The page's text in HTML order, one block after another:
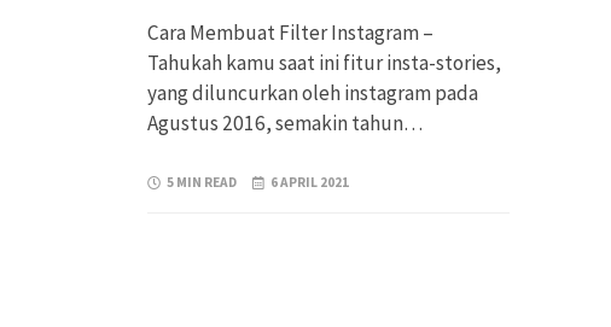
Cara Membuat Filter Instagram –
Tahukah kamu saat ini fitur insta-stories,
yang diluncurkan oleh instagram pada
Agustus 2016, semakin tahun…
5 MIN READ 6 APRIL 2021